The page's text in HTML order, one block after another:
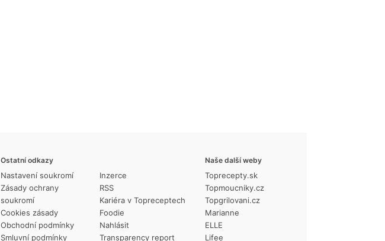
Ostatní odkazy
Nastavení soukromí
Zásady ochrany
soukromí
Cookies zásady
Obchodní podmínky
Smluvní podmínky
Inzerce
RSS
Kariéra v Topreceptech
Foodie
Nahlásit
Transparency report
Naše další weby
Toprecepty.sk
Topmoucniky.cz
Topgrilovani.cz
Marianne
ELLE
Lifee